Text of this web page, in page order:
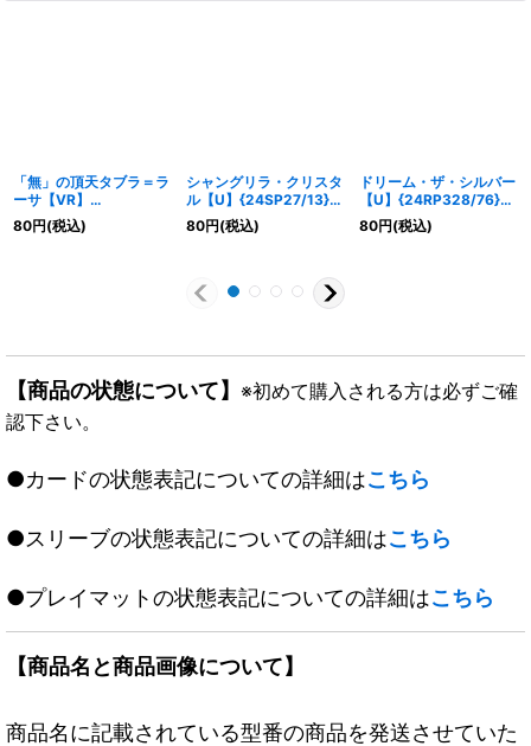
「無」の頂天タブラ＝ラ
ーサ【VR】
{24EX223/100}《無》
80円(税込)
シャングリラ・クリスタ
ル【U】{24SP27/13}
《無》
80円(税込)
ドリーム・ザ・シルバー
【U】{24RP328/76}
《無》
80円(税込)
【商品の状態について】 ※初めて購入される方は必ずご確
認下さい。
●カードの状態表記についての詳細はこちら
●スリーブの状態表記についての詳細はこちら
●プレイマットの状態表記についての詳細はこちら
【商品名と商品画像について】
商品名に記載されている型番の商品を発送させていた